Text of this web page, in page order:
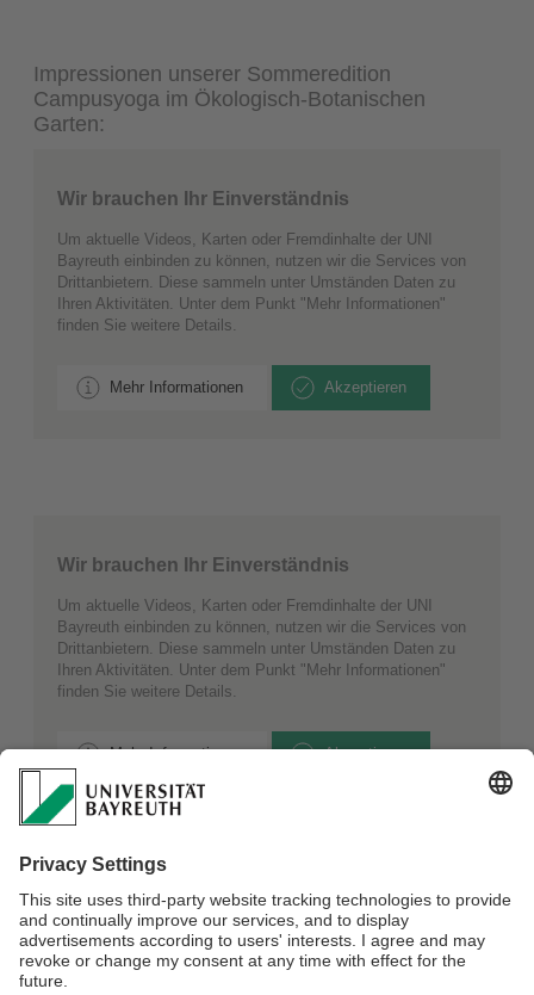
Impressionen unserer Sommeredition
Campusyoga im Ökologisch-Botanischen
Garten:
Wir brauchen Ihr Einverständnis
Um aktuelle Videos, Karten oder Fremdinhalte der UNI
Bayreuth einbinden zu können, nutzen wir die Services von
Drittanbietern. Diese sammeln unter Umständen Daten zu
Ihren Aktivitäten. Unter dem Punkt "Mehr Informationen"
finden Sie weitere Details.
Mehr Informationen Akzeptieren
Wir brauchen Ihr Einverständnis
Um aktuelle Videos, Karten oder Fremdinhalte der UNI
Bayreuth einbinden zu können, nutzen wir die Services von
Drittanbietern. Diese sammeln unter Umständen Daten zu
Ihren Aktivitäten. Unter dem Punkt "Mehr Informationen"
finden Sie weitere Details.
Mehr Informationen Akzeptieren
Campusyoga 2023 - Winteredition
Campusyoga 2022 - Sommeredition